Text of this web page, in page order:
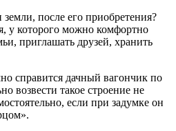
после его приобретения?
у которого можно комфортно
приглашать друзей, хранить
справится дачный вагончик по
возвести такое строение не
если при задумке он